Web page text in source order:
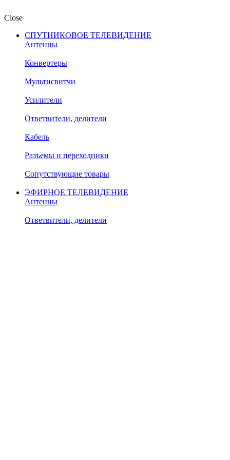
Close
СПУТНИКОВОЕ ТЕЛЕВИДЕНИЕ
Антенны
Конвертеры
Мультисвитчи
Усилители
Ответвители, делители
Кабель
Разъемы и переходники
Сопутствующие товары
ЭФИРНОЕ ТЕЛЕВИДЕНИЕ
Антенны
Ответвители, делители